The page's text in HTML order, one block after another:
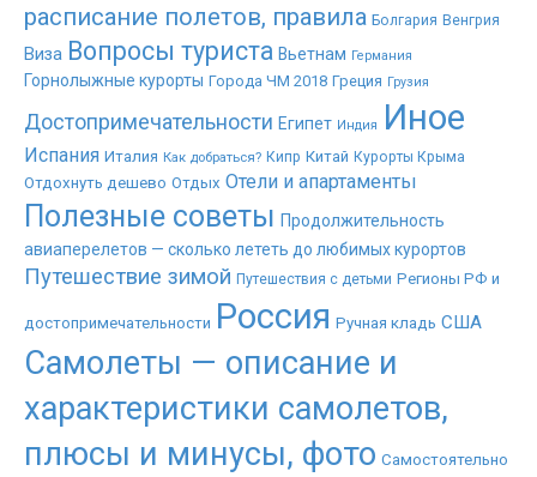
расписание полетов, правила Болгария Венгрия
Виза Вопросы туриста Вьетнам Германия
Горнолыжные курорты Города ЧМ 2018 Греция Грузия
Достопримечательности Египет Индия Иное
Испания Италия Как добраться? Кипр Китай Курорты Крыма
Отдохнуть дешево Отдых Отели и апартаменты
Полезные советы Продолжительность
авиаперелетов — сколько лететь до любимых курортов
Путешествие зимой Путешествия с детьми Регионы РФ и
достопримечательности Россия Ручная кладь США
Самолеты — описание и
характеристики самолетов,
плюсы и минусы, фото Самостоятельно